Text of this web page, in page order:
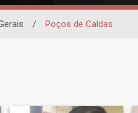
/ Poços de Caldas